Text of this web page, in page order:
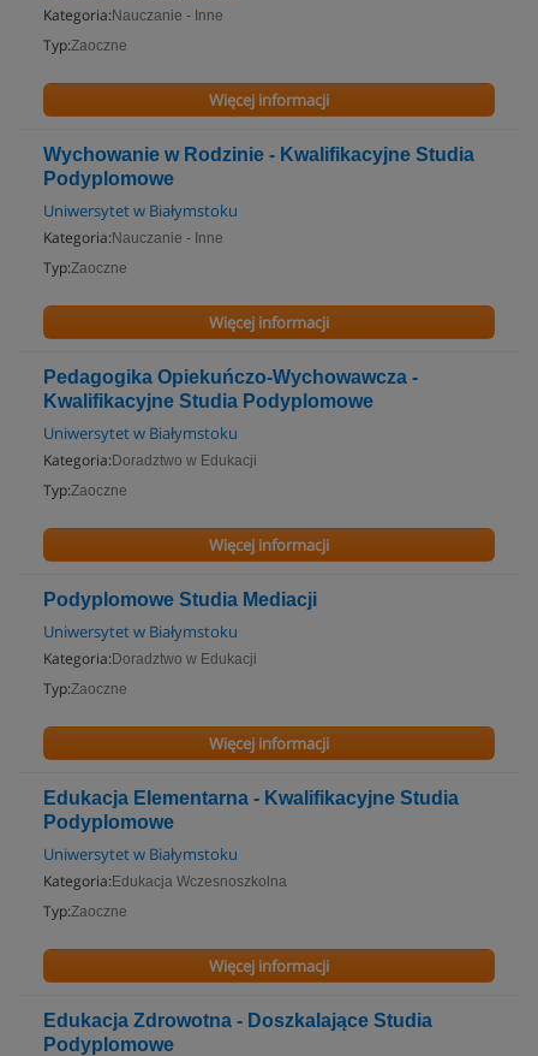
Kategoria: Nauczanie - Inne
Typ:Zaoczne
Więcej informacji
Wychowanie w Rodzinie - Kwalifikacyjne Studia
Podyplomowe
Uniwersytet w Białymstoku
Kategoria: Nauczanie - Inne
Typ:Zaoczne
Więcej informacji
Pedagogika Opiekuńczo-Wychowawcza -
Kwalifikacyjne Studia Podyplomowe
Uniwersytet w Białymstoku
Kategoria: Doradztwo w Edukacji
Typ:Zaoczne
Więcej informacji
Podyplomowe Studia Mediacji
Uniwersytet w Białymstoku
Kategoria: Doradztwo w Edukacji
Typ:Zaoczne
Więcej informacji
Edukacja Elementarna - Kwalifikacyjne Studia
Podyplomowe
Uniwersytet w Białymstoku
Kategoria: Edukacja Wczesnoszkolna
Typ:Zaoczne
Więcej informacji
Edukacja Zdrowotna - Doszkalające Studia
Podyplomowe